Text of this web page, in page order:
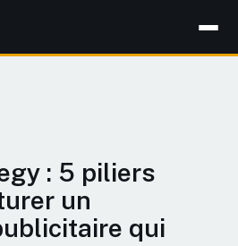
: 5 piliers
un
qui